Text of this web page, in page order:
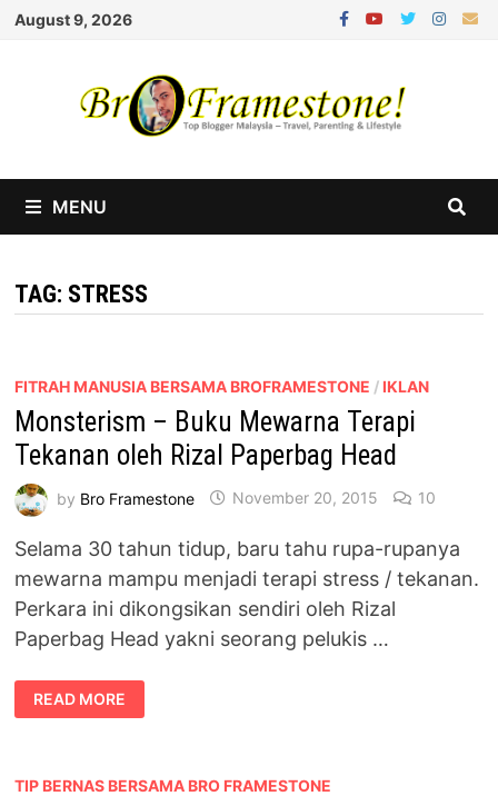
Skip
August 9, 2026
MENU
TAG: STRESS
FITRAH MANUSIA BERSAMA BROFRAMESTONE / IKLAN
Monsterism – Buku Mewarna Terapi
Tekanan oleh Rizal Paperbag Head
by Bro Framestone November 20, 2015 10
Selama 30 tahun tidup, baru tahu rupa-rupanya
mewarna mampu menjadi terapi stress / tekanan.
Perkara ini dikongsikan sendiri oleh Rizal
Paperbag Head yakni seorang pelukis …
MONSTERISM
–
BUKU
OLEH
READ MORE
TIP BERNAS BERSAMA BRO FRAMESTONE